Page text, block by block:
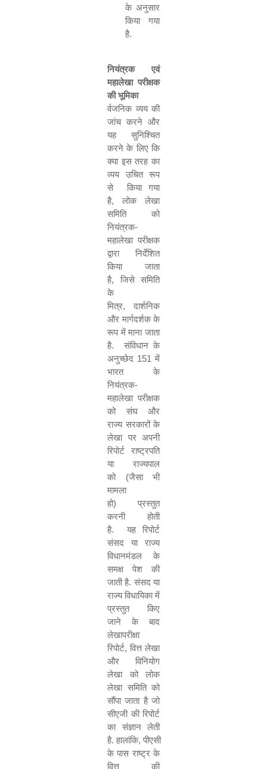
के अनुसार
किया गया
है.
नियंत्रक एवं
महालेखा परीक्षक
की भूमिका
र्वजनिक व्यय की
जांच करने और
यह सुनिश्चित
करने के लिए कि
क्या इस तरह का
व्यय उचित रूप
से किया गया
है, लोक लेखा
समिति को
नियंत्रक-
महालेखा परीक्षक
द्वारा निर्देशित
किया जाता
है, जिसे समिति
के
मित्र, दार्शनिक
और मार्गदर्शक के
रूप में माना जाता
है. संविधान के
अनुच्छेद 151 में
भारत के
नियंत्रक-
महालेखा परीक्षक
को संघ और
राज्य सरकारों के
लेखा पर अपनी
रिपोर्ट राष्ट्रपति
या राज्यपाल
को (जैसा भी
मामला
हो) प्रस्तुत
करनी होती
है. यह रिपोर्ट
संसद या राज्य
विधानमंडल के
समक्ष पेश की
जाती है. संसद या
राज्य विधायिका में
प्रस्तुत किए
जाने के बाद
लेखापरीक्षा
रिपोर्ट, वित्त लेखा
और विनियोग
लेखा को लोक
लेखा समिति को
सौंपा जाता है जो
सीएजी की रिपोर्ट
का संज्ञान लेती
है. हालांकि, पीएसी
के पास राष्ट्र के
वित्त की